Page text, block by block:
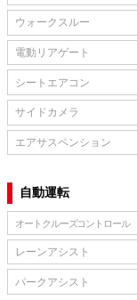
ウォークスルー
電動リアゲート
シートエアコン
サイドカメラ
エアサスペンション
自動運転
オートクルーズコントロール
レーンアシスト
パークアシスト